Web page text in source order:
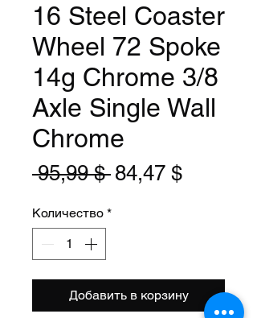
16 Steel Coaster
Wheel 72 Spoke
14g Chrome 3/8
Axle Single Wall
Chrome
95,99 $ Обычная
84,47 $
Количество *
Добавить в корзину